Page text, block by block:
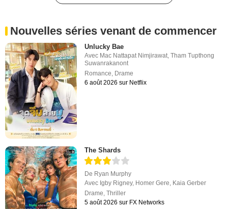
Nouvelles séries venant de commencer
Unlucky Bae
Avec Mac Nattapat Nimjirawat ,Tham Tupthong
Suwanrakanont
Romance Drame
6 août 2026 sur Netflix
The Shards
De Ryan Murphy
Avec Igby Rigney, Homer Gere, Kaia Gerber
Drame,Thriller
5 août 2026 sur FX Networks